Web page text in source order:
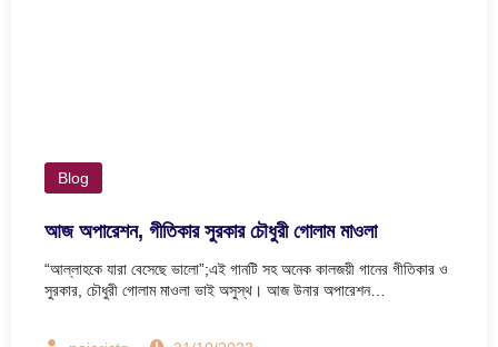
Blog
আজ অপারেশন, গীতিকার সুরকার চৌধুরী গোলাম মাওলা
“আল্লাহকে যারা বেসেছে ভালো”;এই গানটি সহ অনেক কালজয়ী গানের গীতিকার ও
সুরকার, চৌধুরী গোলাম মাওলা ভাই অসুস্থ। আজ উনার অপারেশন…